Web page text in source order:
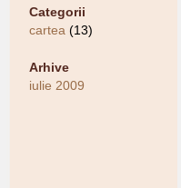
Categorii
cartea (13)
Arhive
iulie 2009